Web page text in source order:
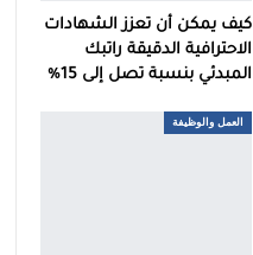
كيف يمكن أن تعزز الشهادات
الاحترافية الدقيقة راتبك
المبدئي بنسبة تصل إلى 15%
العمل والوظيفة